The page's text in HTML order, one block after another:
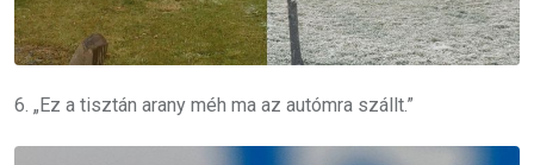
6. „Ez a tisztán arany méh ma az autómra szállt.”